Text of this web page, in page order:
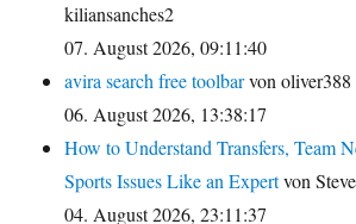
kiliansanches2
07. August 2026, 09:11:40
avira search free toolbarvon oliver388
06. August 2026, 13:38:17
How to Understand Transfers, Team
Sports Issues Like an Expertvon
04. August 2026, 23:11:37